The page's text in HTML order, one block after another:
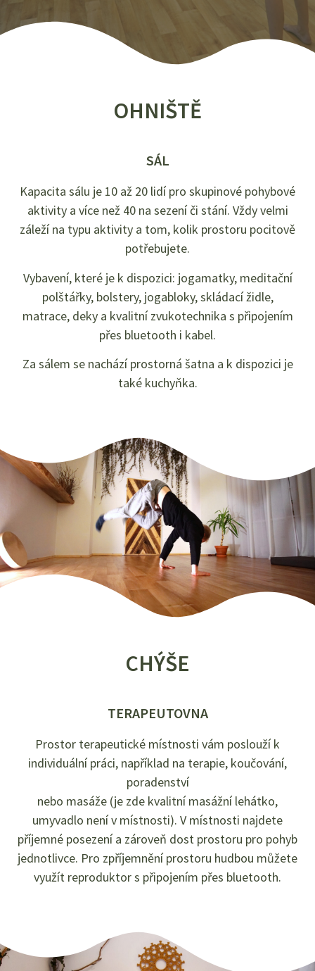
OHNIŠTĚ
SÁL
Kapacita sálu je 10 až 20 lidí pro skupinové pohybové
aktivity a více než 40 na sezení či stání. Vždy velmi
záleží na typu aktivity a tom, kolik prostoru pocitově
potřebujete.
Vybavení, které je k dispozici: jogamatky, meditační
polštářky, bolstery, jogabloky, skládací židle,
matrace, deky a kvalitní zvukotechnika s připojením
přes bluetooth i kabel.
Za sálem se nachází prostorná šatna a k dispozici je
také kuchyňka.
CHÝŠE
TERAPEUTOVNA
Prostor terapeutické místnosti vám poslouží k
individuální práci, například na terapie, koučování,
poradenství
nebo masáže (je zde kvalitní masážní lehátko,
umyvadlo není v místnosti). V místnosti najdete
příjemné posezení a zároveň dost prostoru pro pohyb
jednotlivce. Pro zpříjemnění prostoru hudbou můžete
využít reproduktor s připojením přes bluetooth.